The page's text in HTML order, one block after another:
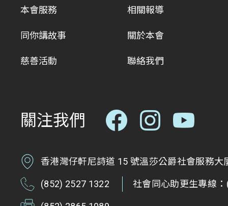
本會服務
同你講故事
慈善活動
相關報導
關於本會
聯絡我們
關注我們
香港灣仔軒尼詩道 15 號溫莎公爵社會服務大
(852) 2527 1322 社會同心助更生專線